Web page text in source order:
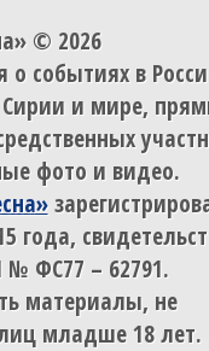
© 2026
событиях в
Сирии и мире,
фото и видео.
года,
№ ФС77 – 62791.
материалы, не
младше 18 лет.